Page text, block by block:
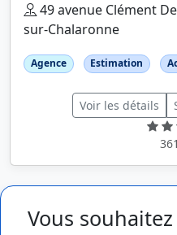
49 avenue Clément
sur-Chalaronne
Agence Estimation
Voir les détails
Vous